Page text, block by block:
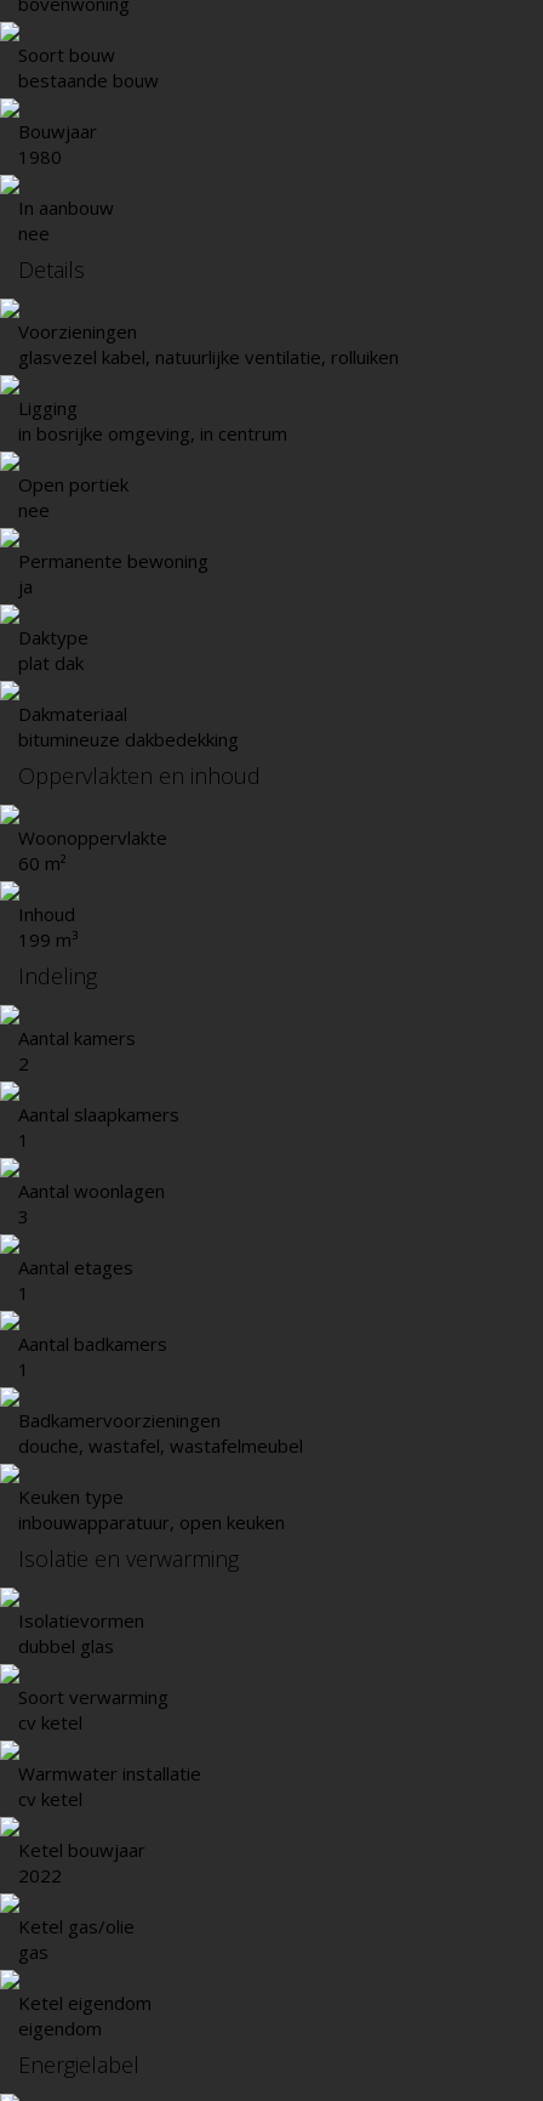
Soort bouw
bestaande bouw
Bouwjaar
1980
In aanbouw
nee
Details
Voorzieningen
glasvezel kabel, natuurlijke ventilatie, rolluiken
Ligging
in bosrijke omgeving, in centrum
Open portiek
nee
Permanente bewoning
ja
Daktype
plat dak
Dakmateriaal
bitumineuze dakbedekking
Oppervlakten en inhoud
Woonoppervlakte
60 m²
Inhoud
199 m³
Indeling
Aantal kamers
2
Aantal slaapkamers
1
Aantal woonlagen
3
Aantal etages
1
Aantal badkamers
1
Badkamervoorzieningen
douche, wastafel, wastafelmeubel
Keuken type
inbouwapparatuur, open keuken
Isolatie en verwarming
Isolatievormen
dubbel glas
Soort verwarming
cv ketel
Warmwater installatie
cv ketel
Ketel bouwjaar
2022
Ketel gas/olie
gas
Ketel eigendom
eigendom
Energielabel